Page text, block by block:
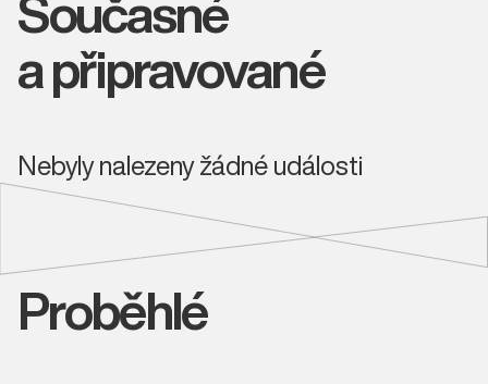
a připravované
Nebyly nalezeny žádné události
Proběhlé